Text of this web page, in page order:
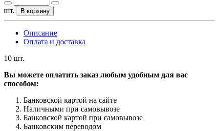
шт. В корзину
Описание
Оплата и доставка
10 шт.
Вы можете оплатить заказ любым удобным для вас
способом:
Банковской картой на сайте
Наличными при самовывозе
Банковской картой при самовывозе
Банковским переводом